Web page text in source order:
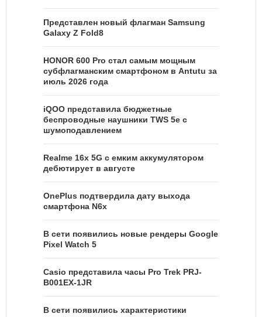
Представлен новый флагман Samsung
Galaxy Z Fold8
HONOR 600 Pro стал самым мощным
субфлагманским смартфоном в Antutu за
июль 2026 года
iQOO представила бюджетные
беспроводные наушники TWS 5e с
шумоподавлением
Realme 16x 5G с емким аккумулятором
дебютирует в августе
OnePlus подтвердила дату выхода
смартфона N6x
В сети появились новые рендеры Google
Pixel Watch 5
Casio представила часы Pro Trek PRJ-
B001EX-1JR
В сети появились характеристики